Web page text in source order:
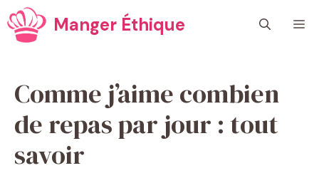
Aller
au
contenu
Manger Éthique
Comme j’aime combien
de repas par jour​ : tout
savoir